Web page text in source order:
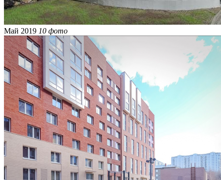
Май 2019 10 фото